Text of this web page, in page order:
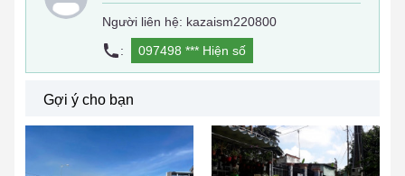
Người liên hệ: kazaism220800
:
097498 *** Hiện số
Gợi ý cho bạn